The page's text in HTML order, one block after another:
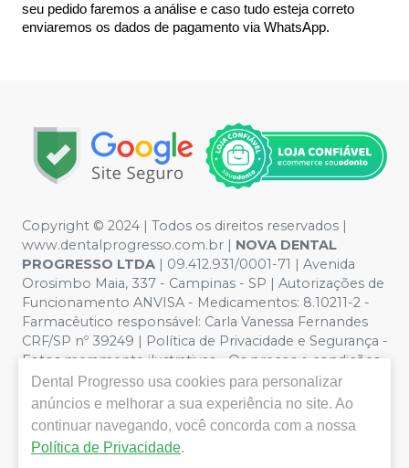
seu pedido faremos a análise e caso tudo esteja correto
enviaremos os dados de pagamento via WhatsApp.
Copyright © 2024 | Todos os direitos reservados |
www.dentalprogresso.com.br | NOVA DENTAL
PROGRESSO LTDA | 09.412.931/0001-71 | Avenida
Orosimbo Maia, 337 - Campinas - SP | Autorizações de
Funcionamento ANVISA - Medicamentos: 8.10211-2 -
Farmacêutico responsável: Carla Vanessa Fernandes
CRF/SP nº 39249 | Política de Privacidade e Segurança -
Fotos meramente ilustrativas - Os preços e condições
da loja virtual estão sujeitos a alterações. Em caso de
divergência de preços no site, o valor válido é o do
Carrinho de Compra. Não vendemos por atacado por
isso nos reservamos o direito de não atender compras
de grandes volumes pelo site.
Dental Progresso usa cookies para personalizar
anúncios e melhorar a sua experiência no site. Ao
continuar navegando, você concorda com a nossa
Política de Privacidade.